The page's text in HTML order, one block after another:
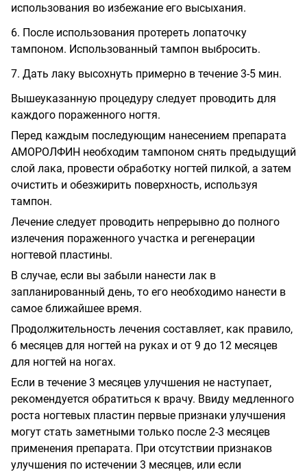
использования во избежание его высыхания.
6. После использования протереть лопаточку
тампоном. Использованный тампон выбросить.
7. Дать лаку высохнуть примерно в течение 3-5 мин.
Вышеуказанную процедуру следует проводить для
каждого пораженного ногтя.
Перед каждым последующим нанесением препарата
АМОРОЛФИН необходим тампоном снять предыдущий
слой лака, провести обработку ногтей пилкой, а затем
очистить и обезжирить поверхность, используя
тампон.
Лечение следует проводить непрерывно до полного
излечения пораженного участка и регенерации
ногтевой пластины.
В случае, если вы забыли нанести лак в
запланированный день, то его необходимо нанести в
самое ближайшее время.
Продолжительность лечения составляет, как правило,
6 месяцев для ногтей на руках и от 9 до 12 месяцев
для ногтей на ногах.
Если в течение 3 месяцев улучшения не наступает,
рекомендуется обратиться к врачу. Ввиду медленного
роста ногтевых пластин первые признаки улучшения
могут стать заметными только после 2-3 месяцев
применения препарата. При отсутствии признаков
улучшения по истечении 3 месяцев, или если